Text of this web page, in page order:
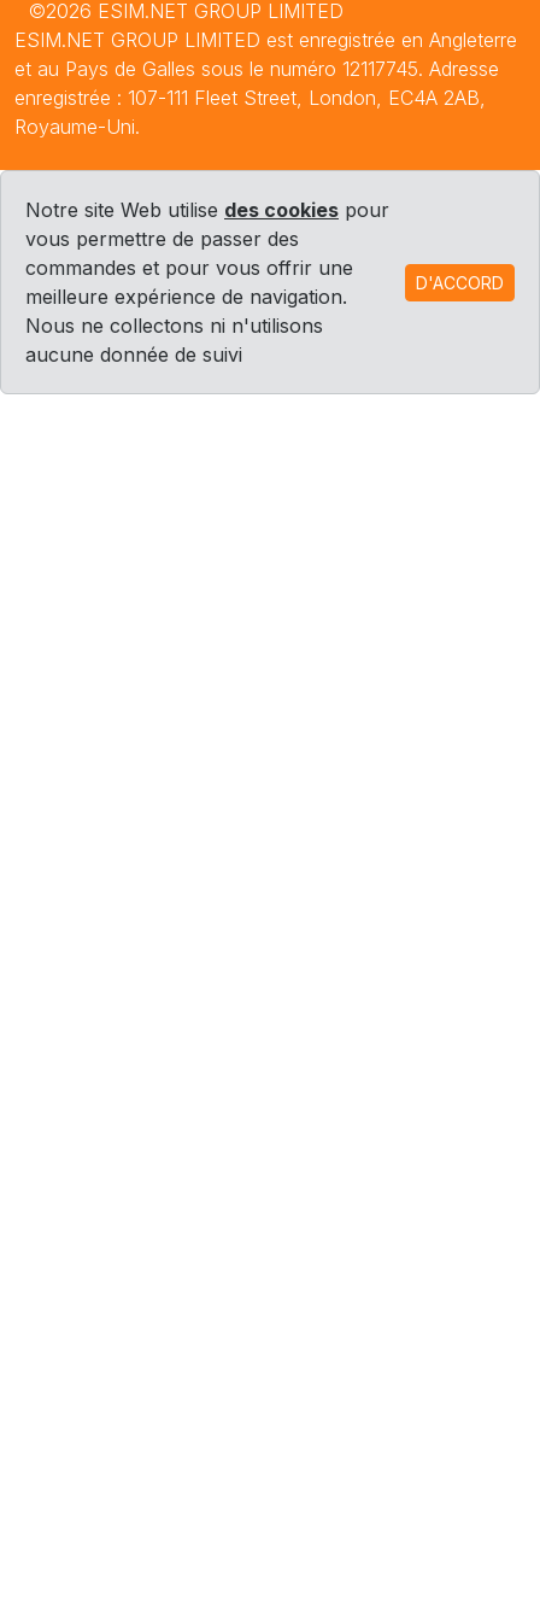
©2026 ESIM.NET GROUP LIMITED
ESIM.NET GROUP LIMITED est enregistrée en Angleterre
et au Pays de Galles sous le numéro 12117745. Adresse
enregistrée : 107-111 Fleet Street, London, EC4A 2AB,
Royaume-Uni.
Notre site Web utilise des cookies pour
vous permettre de passer des
commandes et pour vous offrir une
meilleure expérience de navigation.
Nous ne collectons ni n'utilisons
aucune donnée de suivi
D'ACCORD